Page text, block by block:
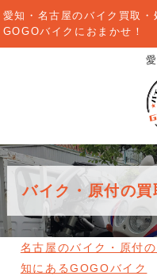
愛知・名古屋のバイク買取・
GOGOバイクにおまかせ！
バイク・原付の
名古屋のバイク・原付
知にあるGOGOバイク